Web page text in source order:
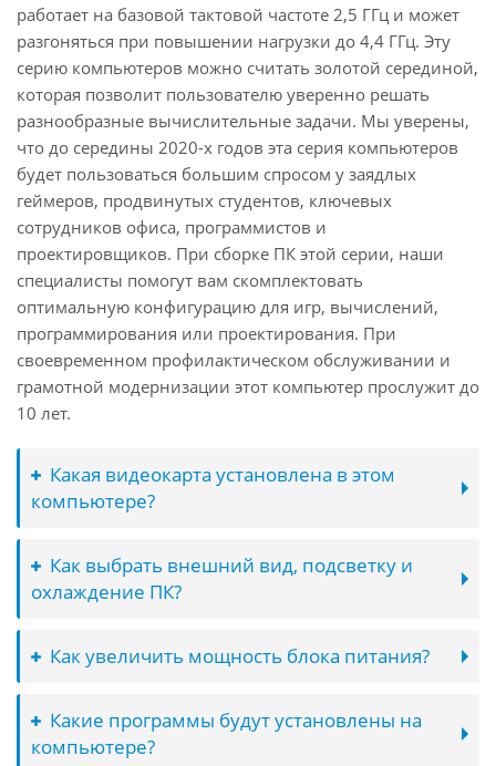
работает на базовой тактовой частоте 2,5 ГГц и может
разгоняться при повышении нагрузки до 4,4 ГГц. Эту
серию компьютеров можно считать золотой серединой,
которая позволит пользователю уверенно решать
разнообразные вычислительные задачи. Мы уверены,
что до середины 2020-х годов эта серия компьютеров
будет пользоваться большим спросом у заядлых
геймеров, продвинутых студентов, ключевых
сотрудников офиса, программистов и
проектировщиков. При сборке ПК этой серии, наши
специалисты помогут вам скомплектовать
оптимальную конфигурацию для игр, вычислений,
программирования или проектирования. При
своевременном профилактическом обслуживании и
грамотной модернизации этот компьютер прослужит до
10 лет.
Какая видеокарта установлена в этом
компьютере?
Как выбрать внешний вид, подсветку и
охлаждение ПК?
Как увеличить мощность блока питания?
Какие программы будут установлены на
компьютере?